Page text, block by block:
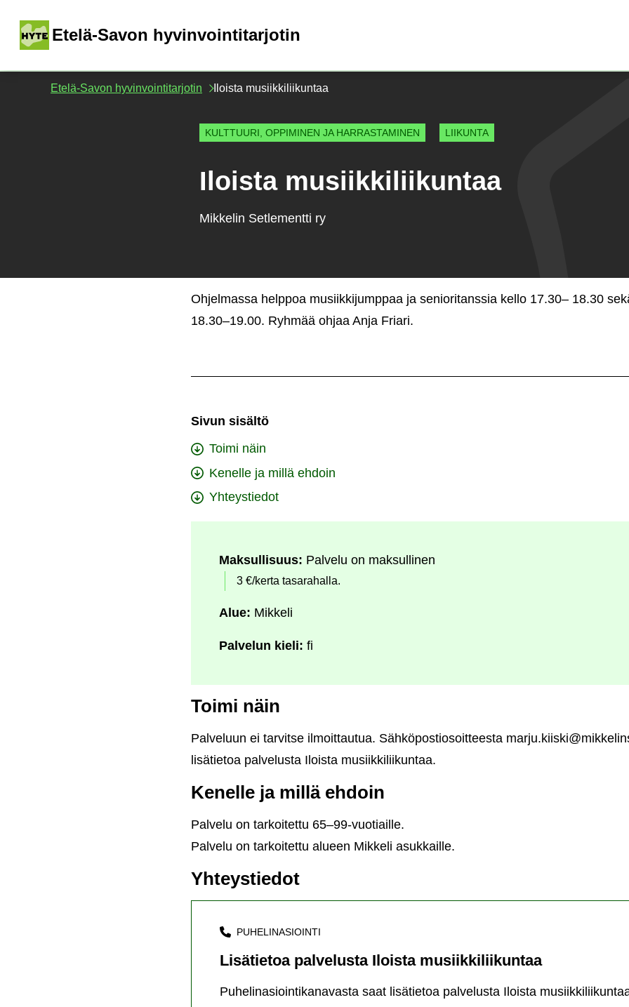
sisältöön
Etelä-Savon hyvinvointitarjotin
Etelä-Savon hyvinvointitarjotin Iloista musiikkiliikuntaa
KULTTUURI, OPPIMINEN JA HARRASTAMINEN LIIKUNTA
Iloista musiikkiliikuntaa
Mikkelin Setlementti ry
Ohjelmassa helppoa musiikkijumppaa ja senioritanssia kello 17.30– 18.30
18.30–19.00. Ryhmää ohjaa Anja Friari.
Sivun sisältö
Toimi näin
Kenelle ja millä ehdoin
Yhteystiedot
Maksullisuus: Palvelu on maksullinen
3 €/kerta tasarahalla.
Alue: Mikkeli
Palvelun kieli: fi
Toimi näin
Palveluun ei tarvitse ilmoittautua. Sähköpostiosoitteesta
lisätietoa palvelusta Iloista musiikkiliikuntaa.
Kenelle ja millä ehdoin
Palvelu on tarkoitettu 65–99-vuotiaille.
Palvelu on tarkoitettu alueen Mikkeli asukkaille.
Yhteystiedot
PUHELINASIOINTI
Lisätietoa palvelusta Iloista musiikkiliikuntaa
Puhelinasiointikanavasta saat lisätietoa palvelusta Iloista